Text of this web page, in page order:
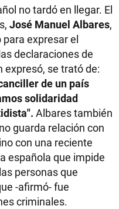
no tardó en llegar. El
José Manuel Albares,
expresar el
declaraciones de
expresó, se trató de:
de un país
solidaridad
Albares también
guarda relación con
con una reciente
española que impide
personas que
-afirmó- fue
criminales.